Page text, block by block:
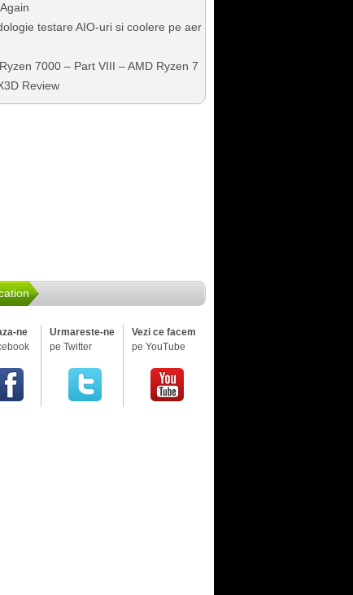
testare AIO-uri si coolere pe aer
7000 – Part VIII – AMD Ryzen 7
Review
ne
Urmareste-ne
pe Twitter
Vezi ce facem
pe YouTube